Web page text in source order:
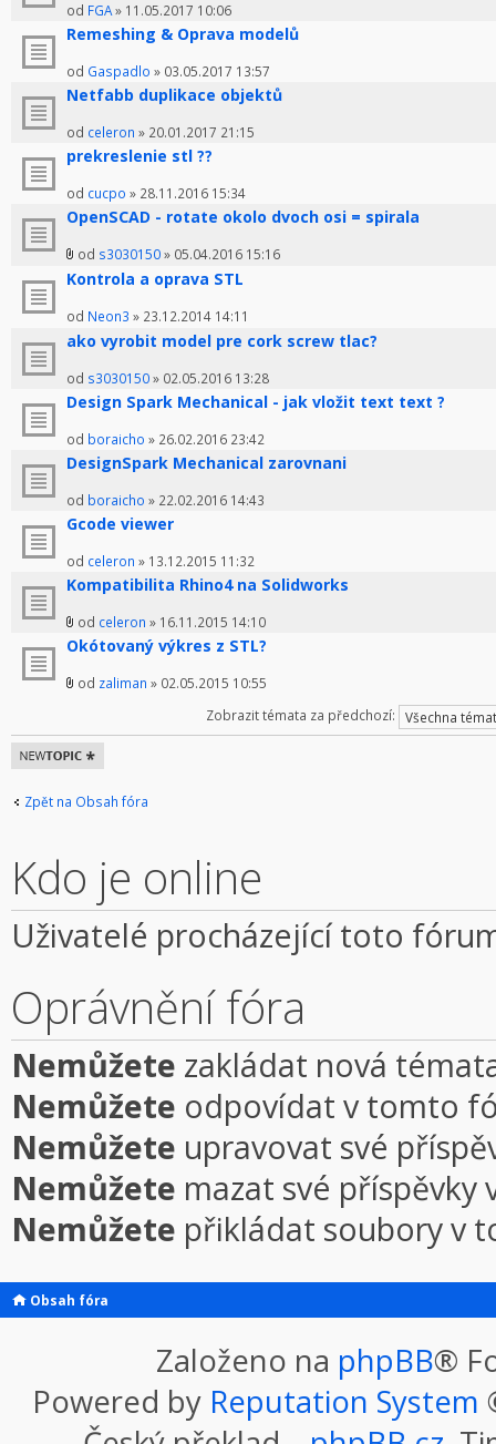
od FGA» 11.05.2017 10:06
Remeshing & Oprava modelů
od Gaspadlo » 03.05.2017 13:57
Netfabb duplikace objektů
od celeron » 20.01.2017 21:15
prekreslenie stl ??
od cucpo » 28.11.2016 15:34
OpenSCAD - rotate okolo dvoch osi = spirala
od s3030150» 05.04.2016 15:16
Kontrola a oprava STL
od Neon3 » 23.12.2014 14:11
ako vyrobit model pre cork screw tlac?
od s3030150» 02.05.2016 13:28
Design Spark Mechanical - jak vložit text text ?
od boraicho » 26.02.2016 23:42
DesignSpark Mechanical zarovnani
od boraicho » 22.02.2016 14:43
Gcode viewer
od celeron » 13.12.2015 11:32
Kompatibilita Rhino4 na Solidworks
od celeron » 16.11.2015 14:10
Okótovaný výkres z STL?
od zaliman » 02.05.2015 10:55
Zobrazit témata za předchozí:
Odeslat nové
téma
Zpět na Obsah fóra
Kdo je online
Uživatelé procházející toto
Oprávnění fóra
Nemůžete zakládat nová
Nemůžete odpovídat v tomto
Nemůžete upravovat své
Nemůžete mazat své
Nemůžete přikládat soubory v
Obsah fóra
Založeno na phpBB®
Powered by Reputation System